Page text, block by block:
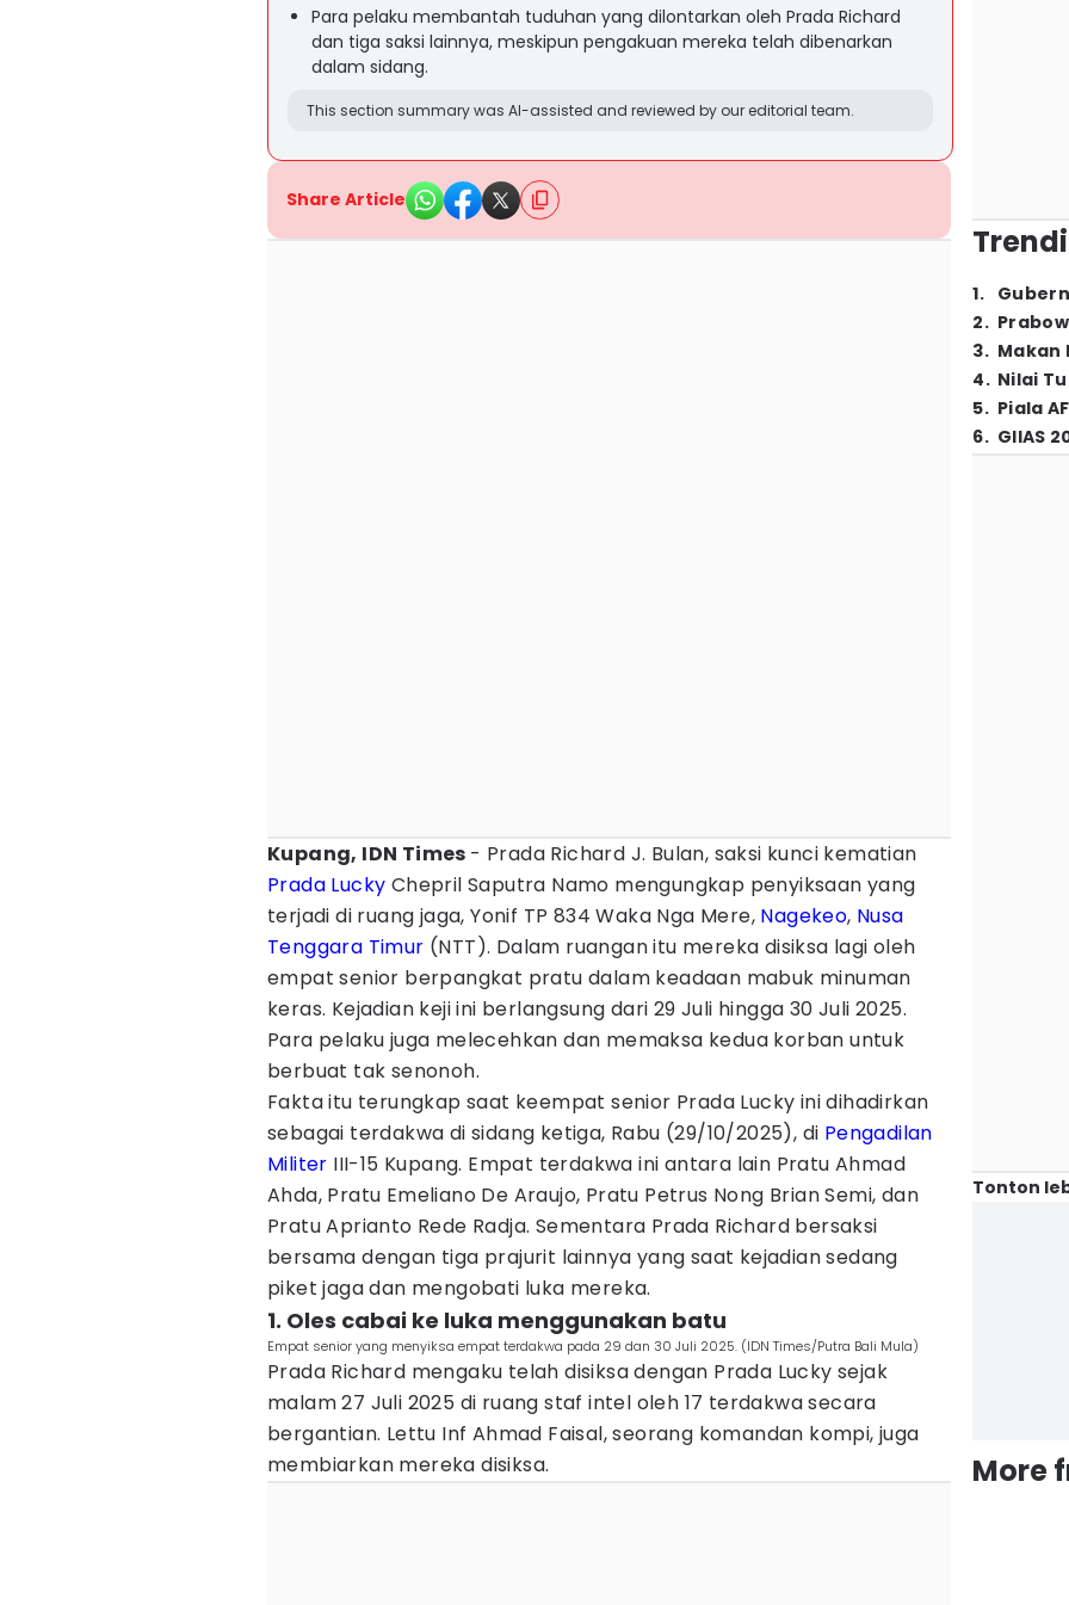
Para pelaku membantah tuduhan yang dilontarkan oleh Prada Richard
dan tiga saksi lainnya, meskipun pengakuan mereka telah dibenarkan
dalam sidang.
This section summary was AI-assisted and reviewed by our editorial team.
Share Article
Kupang, IDN Times - Prada Richard J. Bulan, saksi kunci kematian
Prada Lucky Chepril Saputra Namo mengungkap penyiksaan yang
terjadi di ruang jaga, Yonif TP 834 Waka Nga Mere, Nagekeo, Nusa
Tenggara Timur (NTT). Dalam ruangan itu mereka disiksa lagi oleh
empat senior berpangkat pratu dalam keadaan mabuk minuman
keras. Kejadian keji ini berlangsung dari 29 Juli hingga 30 Juli 2025.
Para pelaku juga melecehkan dan memaksa kedua korban untuk
berbuat tak senonoh.
Fakta itu terungkap saat keempat senior Prada Lucky ini dihadirkan
sebagai terdakwa di sidang ketiga, Rabu (29/10/2025), di Pengadilan
Militer III-15 Kupang. Empat terdakwa ini antara lain Pratu Ahmad
Ahda, Pratu Emeliano De Araujo, Pratu Petrus Nong Brian Semi, dan
Pratu Aprianto Rede Radja. Sementara Prada Richard bersaksi
bersama dengan tiga prajurit lainnya yang saat kejadian sedang
piket jaga dan mengobati luka mereka.
1. Oles cabai ke luka menggunakan batu
Empat senior yang menyiksa empat terdakwa pada 29 dan 30 Juli 2025. (IDN Times/Putra Bali Mula)
Prada Richard mengaku telah disiksa dengan Prada Lucky sejak
malam 27 Juli 2025 di ruang staf intel oleh 17 terdakwa secara
bergantian. Lettu Inf Ahmad Faisal, seorang komandan kompi, juga
membiarkan mereka disiksa.
1.
2.
3. Makan
4. Nilai
5. Piala
6. GIIAS
Tonton
More